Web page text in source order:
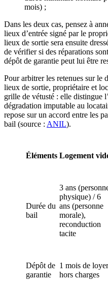
mois) ;
Dans les deux cas, pensez à
lieux d’entrée signé par le
lieux de sortie sera ensuite
de vérifier si des réparations
dépôt de garantie peut lui être
Pour arbitrer les retenues sur le
lieux de sortie, propriétaire et
grille de vétusté : elle distingue
dégradation imputable au
repose sur un accord entre les
bail (source : ANIL).
Éléments Logement
Durée du
bail
3 ans
physique) / 6
ans (personne
morale),
reconduction
tacite
Dépôt de
garantie
1 mois de loyer
hors charges